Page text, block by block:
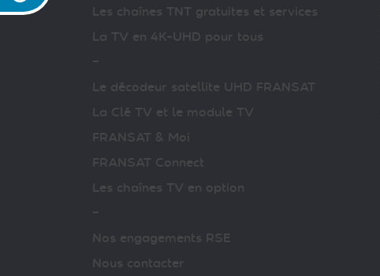
Les chaînes TNT gratuites et services
La TV en 4K-UHD pour tous
–
Le décodeur satellite UHD FRANSAT
La Clé TV et le module TV
FRANSAT & Moi
FRANSAT Connect
Les chaînes TV en option
–
Nos engagements RSE
Nous contacter